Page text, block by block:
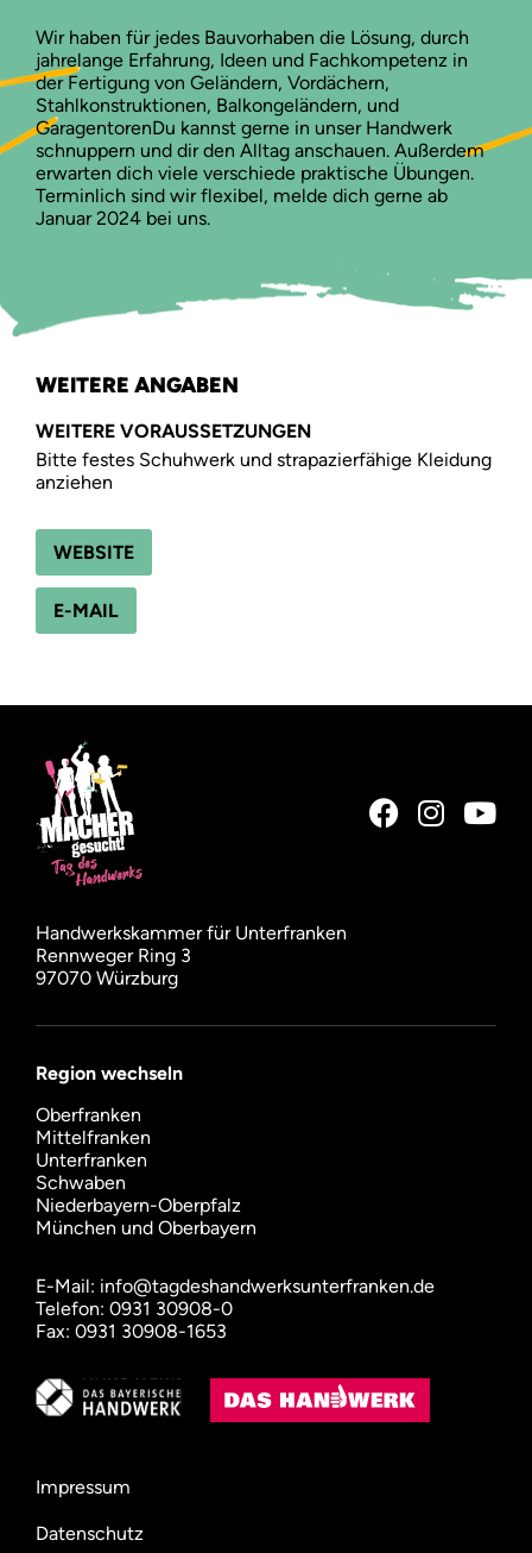
Wir haben für jedes Bauvorhaben die Lösung, durch
jahrelange Erfahrung, Ideen und Fachkompetenz in
der Fertigung von Geländern, Vordächern,
Stahlkonstruktionen, Balkongeländern, und
GaragentorenDu kannst gerne in unser Handwerk
schnuppern und dir den Alltag anschauen. Außerdem
erwarten dich viele verschiede praktische Übungen.
Terminlich sind wir flexibel, melde dich gerne ab
Januar 2024 bei uns.
WEITERE ANGABEN
WEITERE VORAUSSETZUNGEN
Bitte festes Schuhwerk und strapazierfähige Kleidung
anziehen
WEBSITE
E-MAIL
Handwerkskammer für Unterfranken
Rennweger Ring 3
97070 Würzburg
Region wechseln
Oberfranken
Mittelfranken
Unterfranken
Schwaben
Niederbayern-Oberpfalz
München und Oberbayern
E-Mail: info@tagdeshandwerksunterfranken.de
Telefon: 0931 30908-0
Fax: 0931 30908-1653
Datenschutz
Impressum